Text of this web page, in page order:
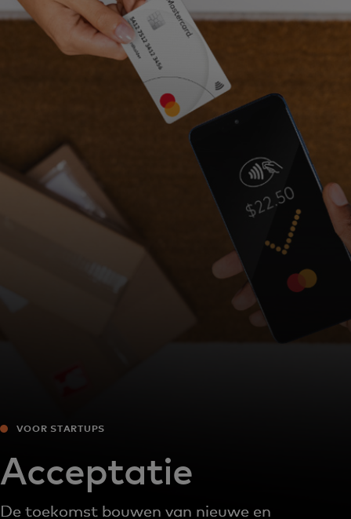
Voor jou
Voor bedrijven
Voor innovators
Nieuws en trends
VOOR STARTUPS
Acceptatie
De toekomst bouwen van nieuwe en